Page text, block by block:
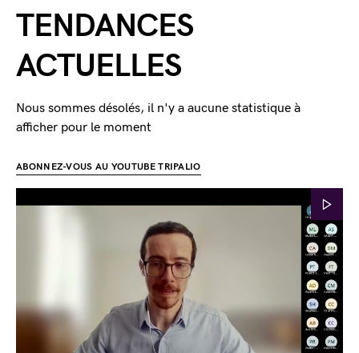
TENDANCES
ACTUELLES
Nous sommes désolés, il n'y a aucune statistique à
afficher pour le moment
ABONNEZ-VOUS AU YOUTUBE TRIPALIO